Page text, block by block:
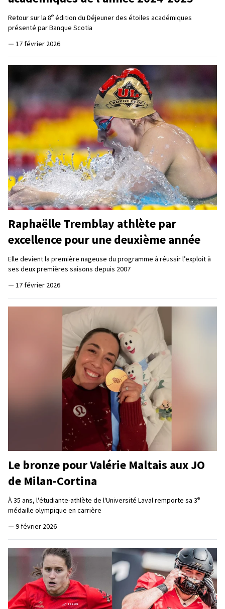
Retour sur la 8e édition du Déjeuner des étoiles académiques
présenté par Banque Scotia
— 17 février 2026
Raphaëlle Tremblay athlète par
excellence pour une deuxième année
Elle devient la première nageuse du programme à réussir l’exploit à
ses deux premières saisons depuis 2007
— 17 février 2026
Le bronze pour Valérie Maltais aux JO
de Milan-Cortina
À 35 ans, l'étudiante-athlète de l'Université Laval remporte sa 3e
médaille olympique en carrière
— 9 février 2026